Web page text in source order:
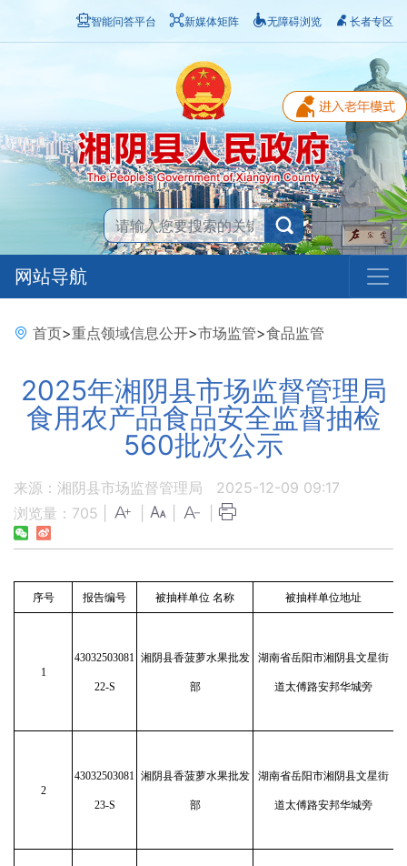
智能问答平台 新媒体矩阵 无障碍浏览 长者专区
网站导航
首页>重点领域信息公开>市场监管>食品监管
2025年湘阴县市场监督管理局
食用农产品食品安全监督抽检
560批次公示
来源：湘阴县市场监督管理局
2025-12-09 09:17
浏览量： 705
序号 报告编号 被抽样单位 名称 被抽样单位地址
1
43032503081
22-S
湘阴县香菠萝水果批发
部
湖南省岳阳市湘阴县文星街
道太傅路安邦华城旁
2
43032503081
23-S
湘阴县香菠萝水果批发
部
湖南省岳阳市湘阴县文星街
道太傅路安邦华城旁